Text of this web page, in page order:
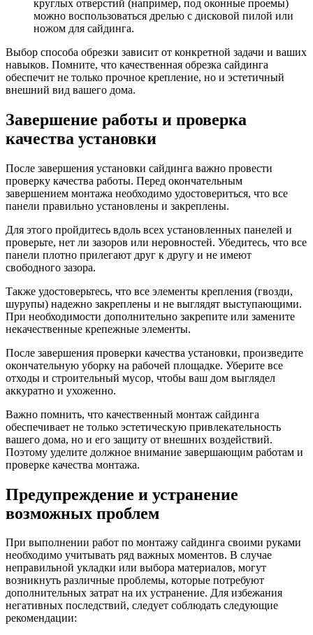
круглых отверстий (например, под оконные проемы)
можно воспользоваться дрелью с дисковой пилой или
ножом для сайдинга.
Выбор способа обрезки зависит от конкретной задачи и ваших
навыков. Помните, что качественная обрезка сайдинга
обеспечит не только прочное крепление, но и эстетичный
внешний вид вашего дома.
Завершение работы и проверка
качества установки
После завершения установки сайдинга важно провести
проверку качества работы. Перед окончательным
завершением монтажа необходимо удостовериться, что все
панели правильно установлены и закреплены.
Для этого пройдитесь вдоль всех установленных панелей и
проверьте, нет ли зазоров или неровностей. Убедитесь, что все
панели плотно прилегают друг к другу и не имеют
свободного зазора.
Также удостоверьтесь, что все элементы крепления (гвозди,
шурупы) надежно закреплены и не выглядят выступающими.
При необходимости дополнительно закрепите или замените
некачественные крепежные элементы.
После завершения проверки качества установки, произведите
окончательную уборку на рабочей площадке. Уберите все
отходы и строительный мусор, чтобы ваш дом выглядел
аккуратно и ухоженно.
Важно помнить, что качественный монтаж сайдинга
обеспечивает не только эстетическую привлекательность
вашего дома, но и его защиту от внешних воздействий.
Поэтому уделите должное внимание завершающим работам и
проверке качества монтажа.
Предупреждение и устранение
возможных проблем
При выполнении работ по монтажу сайдинга своими руками
необходимо учитывать ряд важных моментов. В случае
неправильной укладки или выбора материалов, могут
возникнуть различные проблемы, которые потребуют
дополнительных затрат на их устранение. Для избежания
негативных последствий, следует соблюдать следующие
рекомендации: